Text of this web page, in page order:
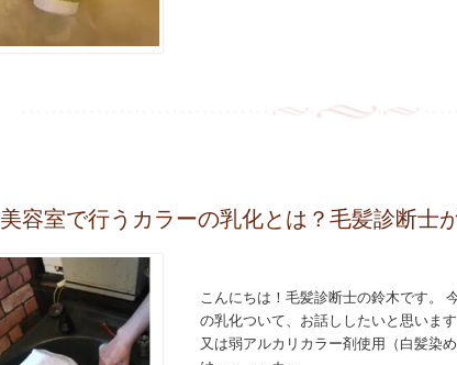
美容室で行うカラーの乳化とは？毛髪診断士
こんにちは！毛髪診断士の鈴木です。
の乳化ついて、お話ししたいと思いま
又は弱アルカリカラー剤使用（白髪染